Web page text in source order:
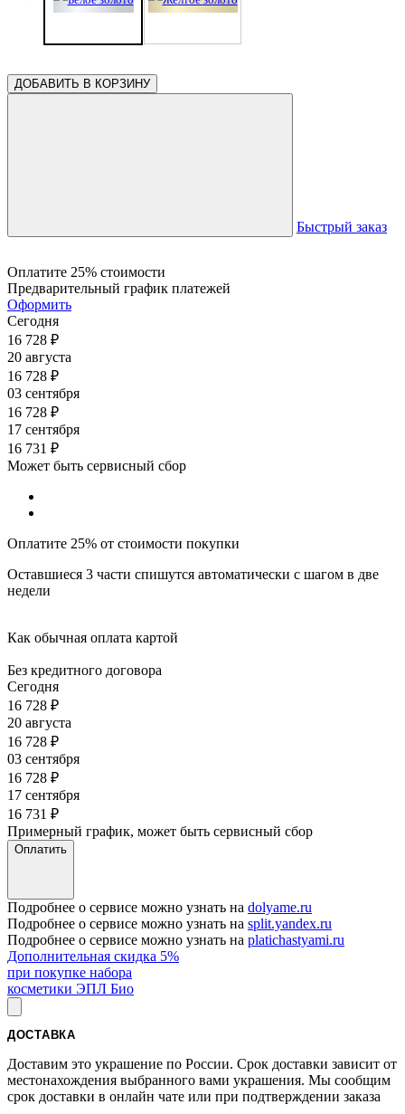
ДОБАВИТЬ В КОРЗИНУ
Быстрый заказ
Оплатите 25% стоимости
Предварительный график платежей
Оформить
Сегодня
16 728 ₽
20 августа
16 728 ₽
03 сентября
16 728 ₽
17 сентября
16 731 ₽
Может быть сервисный сбор
Оплатите 25% от стоимости покупки
Оставшиеся 3 части спишутся автоматически с шагом в две
недели
Как обычная оплата картой
Без кредитного договора
Сегодня
16 728 ₽
20 августа
16 728 ₽
03 сентября
16 728 ₽
17 сентября
16 731 ₽
Примерный график, может быть сервисный сбор
Оплатить
Подробнее о сервисе можно узнать на dolyame.ru
Подробнее о сервисе можно узнать на split.yandex.ru
Подробнее о сервисе можно узнать на platichastyami.ru
Дополнительная скидка 5%
при покупке набора
косметики ЭПЛ Био
ДОСТАВКА
Доставим это украшение по России. Срок доставки зависит от
местонахождения выбранного вами украшения. Мы сообщим
срок доставки в онлайн чате или при подтверждении заказа